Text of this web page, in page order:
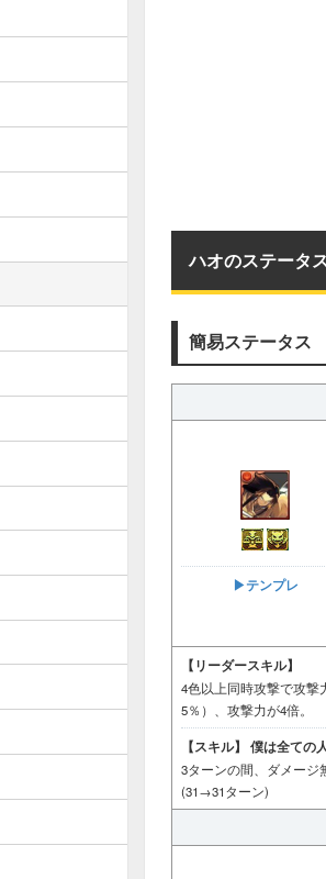
ハオのステータ
簡易ステータス
▶︎テンプレ
【リーダースキル】
4色以上同時攻撃で攻撃
5％）、攻撃力が4倍。
【スキル】 僕は全ての
3ターンの間、ダメージ
(31→31ターン)